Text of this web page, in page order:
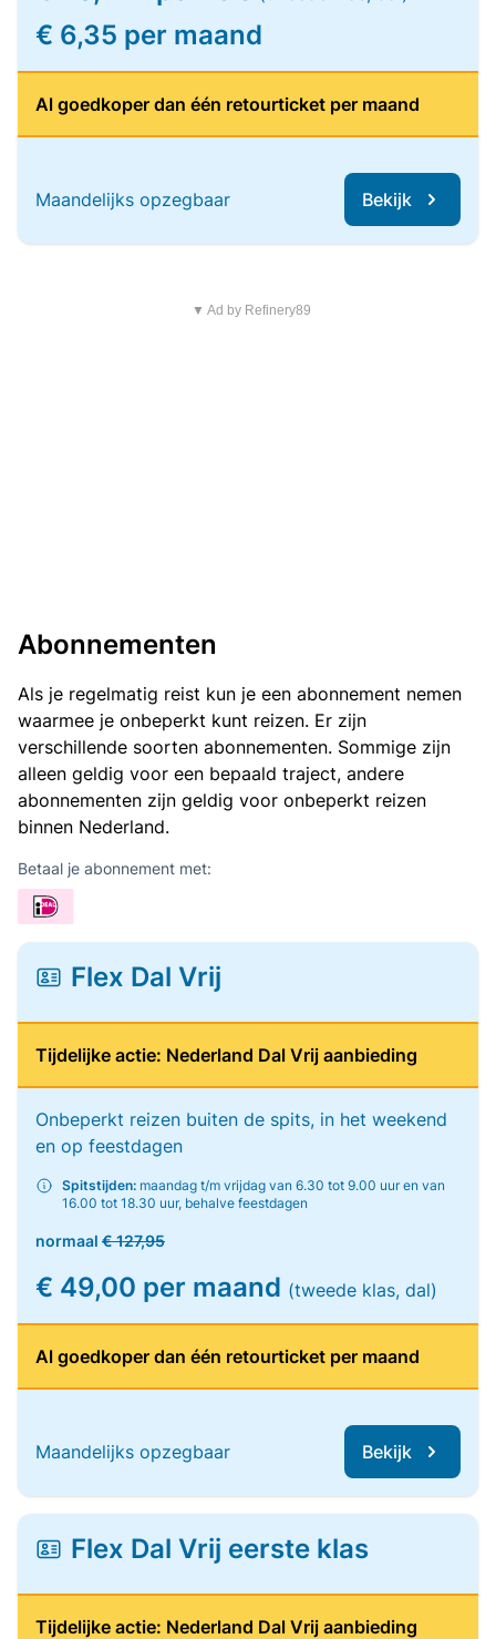
€ 6,35 per maand
Al goedkoper dan één retourticket per maand
Maandelijks opzegbaar Bekijk
▼ Ad by Refinery89
Abonnementen
Als je regelmatig reist kun je een abonnement nemen
waarmee je onbeperkt kunt reizen. Er zijn
verschillende soorten abonnementen. Sommige zijn
alleen geldig voor een bepaald traject, andere
abonnementen zijn geldig voor onbeperkt reizen
binnen Nederland.
Betaal je abonnement met:
Flex Dal Vrij
Tijdelijke actie: Nederland Dal Vrij aanbieding
Onbeperkt reizen buiten de spits, in het weekend
en op feestdagen
Spitstijden: maandag t/m vrijdag van 6.30 tot 9.00 uur en van
16.00 tot 18.30 uur, behalve feestdagen
normaal € 127,95
€ 49,00 per maand (tweede klas, dal)
Al goedkoper dan één retourticket per maand
Maandelijks opzegbaar Bekijk
Flex Dal Vrij eerste klas
Tijdelijke actie: Nederland Dal Vrij aanbieding